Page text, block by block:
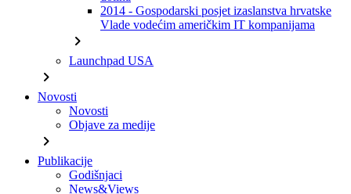
2014 - Gospodarski posjet izaslanstva hrvatske
Vlade vodećim američkim IT kompanijama
chevron_right
Launchpad USA
chevron_right
Novosti
Novosti
Objave za medije
chevron_right
Publikacije
Godišnjaci
News&Views